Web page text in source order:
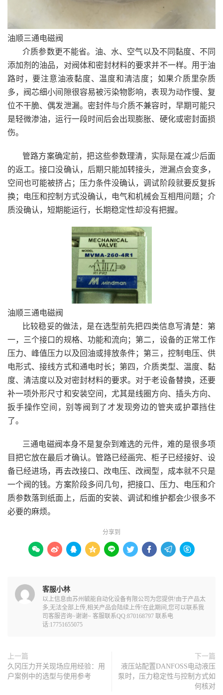
油顺三通电磁阀
介质参数更不能省。油、水、空气以及不同黏度、不同
添加剂的油品，对阀体和密封材料的要求并不一样。用于油
路时，要注意油液黏度、温度和清洁度；如果介质里杂质
多，阀芯细小间隙很容易被污染物影响，表现为动作慢、复
位不干脆、偶发泄漏。密封件与介质不兼容时，早期可能只
是轻微渗油，运行一段时间后会出现膨胀、硬化或密封面损
伤。
管路方案确定前，把这些参数理清，实际是在减少后面
的返工。接口没确认，后期只能加转接头，泄漏点会变多，
空间也可能被挤占；压力条件没确认，调试阶段就要反复拆
换；电压和控制方式没确认，电气和机械会互相甩问题；介
质没确认，短期能运行，长期稳定性却没有把握。
油顺三通电磁阀
比较稳妥的做法，是在选型前先把四类信息写清楚：第
一，三个接口的规格、功能和流向；第二，设备的正常工作
压力、峰值压力以及回油或排放条件；第三，控制电压、供
电形式、接线方式和通电时长；第四，介质类型、温度、黏
度、清洁度以及对密封材料的要求。对于老设备替换，还要
补一项外形尺寸和安装空间，尤其是线圈方向、插头方向、
扳手操作空间，别等阀到了才发现旁边的管夹或护罩挡住
了。
三通电磁阀本身不是复杂到难选的元件，难的是很多项
目把它放在最后才确认。管路已经画完、柜子已经接好、设
备已经进场，再去改接口、改电压、改阀型，成本就不只是
一个阀的钱。方案阶段多问几句，把接口、压力、电压和介
质参数落到纸面上，后面的安装、调试和维护都会少很多不
必要的麻烦。
分享到
        
客服小林
以上信息由苏州毓能自动化设备有限公司为您提供!由于产品太
多,无法全部上传,相关产品会陆续上传!在此期间,您可以联系我
司客服咨询~谢谢~ 客服联系QQ:870168797 联系电
话:17751655075
上一篇
久冈压力开关现场应用经验：用
户案例中的选型与使用参考
下一篇
液压站配置DANFOSS电动液压
泵时，压力稳定性与控制方式如
何核对